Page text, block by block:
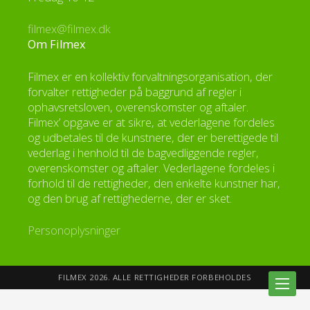
filmex@filmex.dk
Om Filmex
Filmex er en kollektiv forvaltningsorganisation, der
forvalter rettigheder på baggrund af regler i
ophavsretsloven, overenskomster og aftaler.
Filmex’ opgave er at sikre, at vederlagene fordeles
og udbetales til de kunstnere, der er berettigede til
vederlag i henhold til de bagvedliggende regler,
overenskomster og aftaler. Vederlagene fordeles i
forhold til de rettigheder, den enkelte kunstner har,
og den brug af rettighederne, der er sket.
Personoplysninger
FILMEX 2026. ALLE RETTIGHEDER FORBEHOLDES